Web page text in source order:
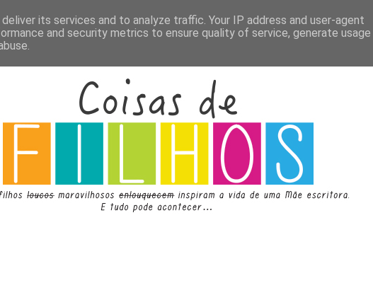
its services and to analyze traffic. Your IP address and user-agent
and security metrics to ensure quality of service, generate usage